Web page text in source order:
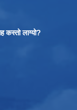
कस्तो लाग्यो?